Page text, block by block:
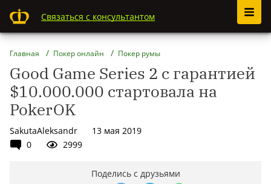
Связаться с консультантом
Главная Покер онлайн Покер румы
Good Game Series 2 с гарантией
$10.000.000 стартовала на
PokerOK
SakutaAleksandr
13 мая 2019
0
2999
Поделись с друзьями